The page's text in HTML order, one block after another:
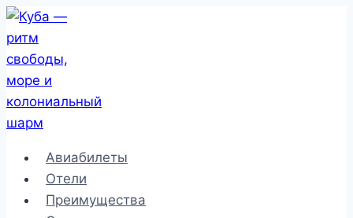
Перейти
к
содержимому
Авиабилеты
Отели
Преимущества